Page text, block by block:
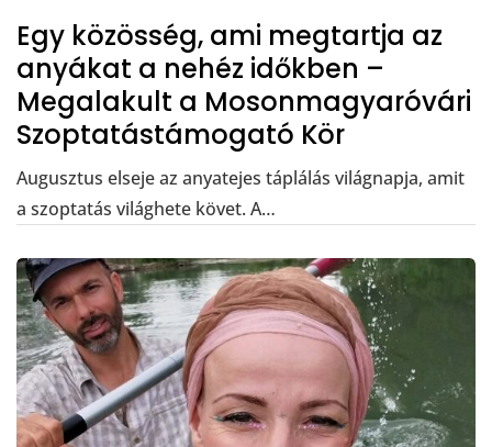
Egy közösség, ami megtartja az
anyákat a nehéz időkben –
Megalakult a Mosonmagyaróvári
Szoptatástámogató Kör
Augusztus elseje az anyatejes táplálás világnapja, amit
a szoptatás világhete követ. A…